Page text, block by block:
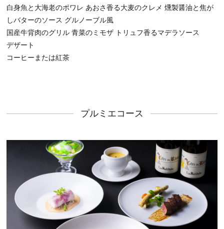
白身魚と大海老のポワレ あおさ香る大麦のクレメ 燻製醤油と焦が
しバターのソース グルノーブル風
国産牛背肉のグリル 青菜のミモザ トリュフ香るマデラソース
デザート
コーヒーまたは紅茶
プルミエコース